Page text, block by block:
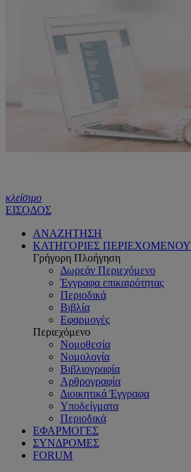
κλείσιμο
ΕΙΣΟΔΟΣ
ΑΝΑΖΗΤΗΣΗ
ΚΑΤΗΓΟΡΙΕΣ ΠΕΡΙΕΧΟΜΕΝΟΥ
Γρήγορη Πλοήγηση
Δωρεάν Περιεχόμενο
Έγγραφα επικαιρότητας
Περιοδικά
Βιβλία
Εφαρμογές
Περιεχόμενο
Νομοθεσία
Νομολογία
Βιβλιογραφία
Αρθρογραφία
Διοικητικά Έγγραφα
Υποδείγματα
Περιοδικά
ΕΦΑΡΜΟΓΕΣ
ΣΥΝΔΡΟΜΕΣ
FORUM